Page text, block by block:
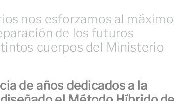
nos esforzamos al máximo
de los futuros
cuerpos del Ministerio
de años dedicados a la